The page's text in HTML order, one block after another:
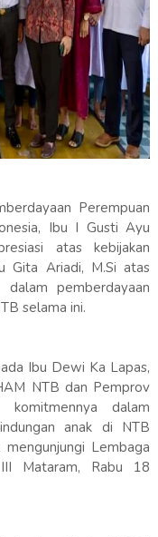
Perempuan
Ibu I Gusti Ayu
atas kebijakan
Gita Ariadi, M.Si atas
pemberdayaan
selama ini.
Ibu Dewi Ka Lapas,
NTB dan Pemprov
dalam
anak di NTB
Lembaga
Mataram, Rabu 18